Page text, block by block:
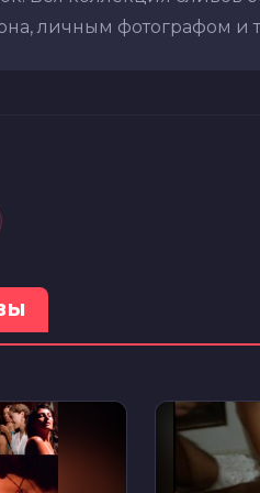
личным фотографом и